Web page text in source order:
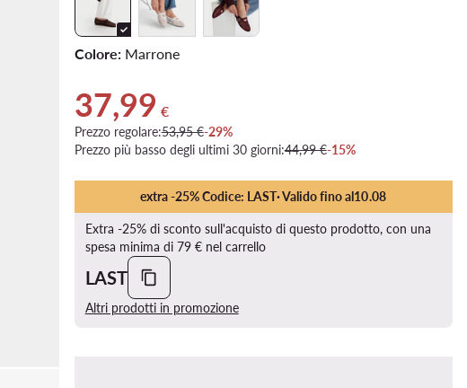
Colore:Marrone
Prezzo attuale 37,99 €
37,99 €
Prezzo regolare:53,95 €-29%
Prezzo più basso degli ultimi 30 giorni:44,99 €-15%
extra -25% Codice: LAST· Valido fino al10.08
Extra -25% di sconto sull'acquisto di questo prodotto, con una
spesa minima di 79 € nel carrello
LAST
Altri prodotti in promozione